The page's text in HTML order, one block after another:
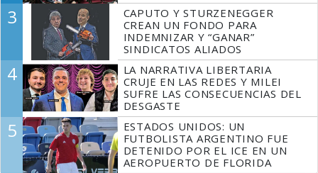
3
CAPUTO Y STURZENEGGER
CREAN UN FONDO PARA
INDEMNIZAR Y “GANAR”
SINDICATOS ALIADOS
4
LA NARRATIVA LIBERTARIA
CRUJE EN LAS REDES Y MILEI
SUFRE LAS CONSECUENCIAS DEL
DESGASTE
5
ESTADOS UNIDOS: UN
FUTBOLISTA ARGENTINO FUE
DETENIDO POR EL ICE EN UN
AEROPUERTO DE FLORIDA